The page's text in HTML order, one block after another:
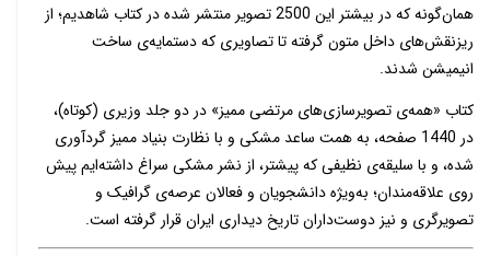
همان‌گونه که در بیشتر این 2500 تصویر منتشر شده در کتاب شاهدیم؛ از
ریزنقش‌های داخل متون گرفته تا تصاویری که دستمایه‌ی ساخت
انیمیشن شدند.
کتاب «همه‌ی تصویرسازی‌های مرتضی ممیز» در دو جلد وزیری (کوتاه)،
در 1440 صفحه، به همت ساعد مشکی و با نظارت بنیاد ممیز گردآوری
شده، و با سلیقه‌ی نظیفی که پیشتر، از نشر مشکی سراغ داشته‌ایم پیش
روی علاقه‌مندان؛ به‌ویژه دانشجویان و فعالان عرصه‌ی گرافیک و
تصویرگری و نیز دوست‌داران تاریخ دیداری ایران قرار گرفته است.